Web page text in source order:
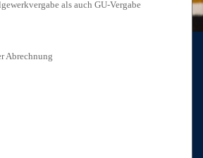
als auch GU-Vergabe
Abrechnung